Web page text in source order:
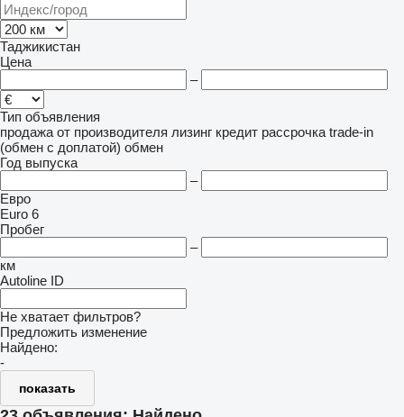
Таджикистан
Цена
–
Тип объявления
продажа от производителя лизинг кредит рассрочка trade-in
(обмен с доплатой) обмен
Год выпуска
–
Евро
Euro 6
Пробег
–
км
Autoline ID
Не хватает фильтров?
Предложить изменение
Найдено:
-
показать